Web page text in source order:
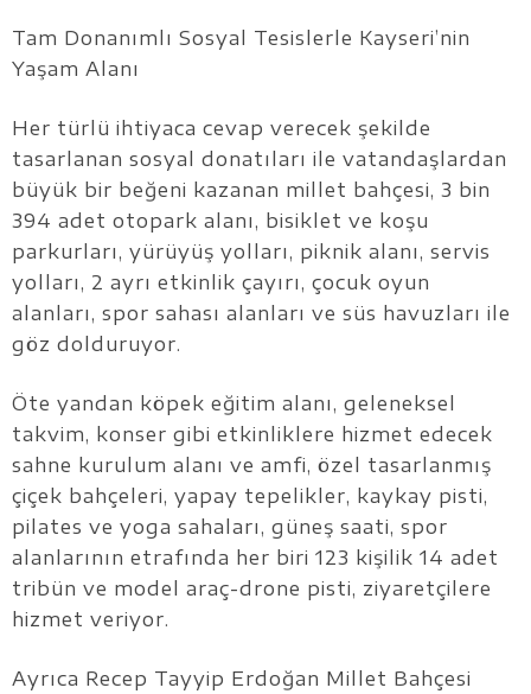
Tam Donanımlı Sosyal Tesislerle Kayseri’nin
Yaşam Alanı
Her türlü ihtiyaca cevap verecek şekilde
tasarlanan sosyal donatıları ile vatandaşlardan
büyük bir beğeni kazanan millet bahçesi, 3 bin
394 adet otopark alanı, bisiklet ve koşu
parkurları, yürüyüş yolları, piknik alanı, servis
yolları, 2 ayrı etkinlik çayırı, çocuk oyun
alanları, spor sahası alanları ve süs havuzları ile
göz dolduruyor.
Öte yandan köpek eğitim alanı, geleneksel
takvim, konser gibi etkinliklere hizmet edecek
sahne kurulum alanı ve amfi, özel tasarlanmış
çiçek bahçeleri, yapay tepelikler, kaykay pisti,
pilates ve yoga sahaları, güneş saati, spor
alanlarının etrafında her biri 123 kişilik 14 adet
tribün ve model araç-drone pisti, ziyaretçilere
hizmet veriyor.
Ayrıca Recep Tayyip Erdoğan Millet Bahçesi